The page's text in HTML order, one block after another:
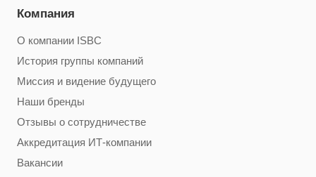
Компания
О компании ISBC
История группы компаний
Миссия и видение будущего
Наши бренды
Отзывы о сотрудничестве
Аккредитация ИТ-компании
Вакансии